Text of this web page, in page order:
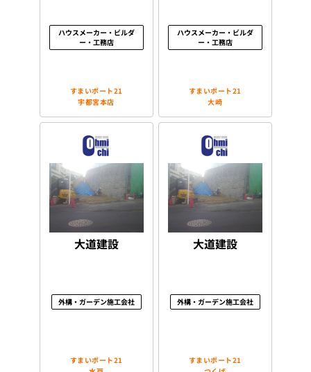
ハウスメーカー・ビルダ
ー・工務店
すまいポート21
宇都宮本店
ハウスメーカー・ビルダ
ー・工務店
すまいポート21
大崎
大道建設
外構・ガーデン施工会社
すまいポート21
大道建設
外構・ガーデン施工会社
すまいポート21